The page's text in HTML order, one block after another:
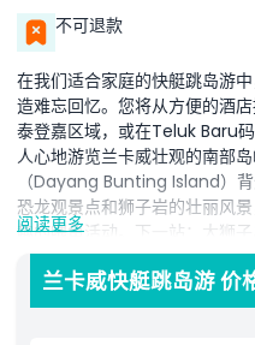
不可退款
在我们适合家庭的快艇跳岛游
造难忘回忆。您将从方便的酒
泰登嘉区域，或在Teluk Baru
人心地游览兰卡威壮观的南部
（Dayang Bunting Island）
恐龙观景点和狮子岩的壮丽风
趣的喂鱼活动。下一站：大狮
看野生鹰在头顶盘旋，然后在
岛放松。您还可以选择升级您
地点享用美味的海滩烧烤午餐
阅读更多
兰卡威快艇跳岛游 价